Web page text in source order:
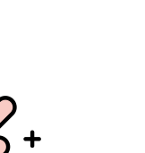
Guillaume le
mètres